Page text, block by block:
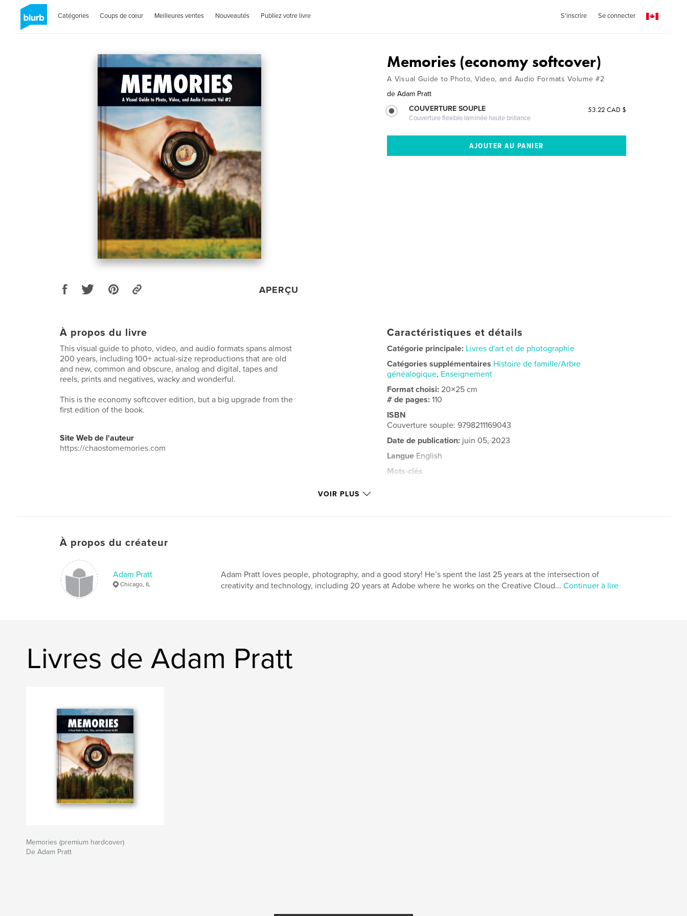
Catégories Coups de cœur Meilleures ventes Nouveautés Publiez votre livre S'inscrire Se connecter
APERÇU
Memories (economy softcover)
A Visual Guide to Photo, Video, and Audio Formats Volume #2
de Adam Pratt
COUVERTURE SOUPLE
Couverture flexible laminée haute brillance
53.22 CAD $
À propos du livre
This visual guide to photo, video, and audio formats spans almost
200 years, including 100+ actual-size reproductions that are old
and new, common and obscure, analog and digital, tapes and
reels, prints and negatives, wacky and wonderful.
This is the economy softcover edition, but a big upgrade from the
first edition of the book.
Site Web de l'auteur
https://chaostomemories.com
Caractéristiques et détails
Catégorie principale: Livres d'art et de photographie
Catégories supplémentaires Histoire de famille/Arbre
généalogique, Enseignement
Format choisi:20×25 cm
# de pages:110
ISBN
Couverture souple: 9798211169043
Date de publication: juin 05, 2023
Langue English
Mots-clés
VOIR PLUS
À propos du créateur
Adam Pratt
Chicago, IL
Adam Pratt loves people, photography, and a good story! He’s spent the last 25 years at the intersection of
creativity and technology, including 20 years at Adobe where he works on the Creative Cloud... Continuer à lire
Livres de Adam Pratt
Memories (premium hardcover)
De Adam Pratt